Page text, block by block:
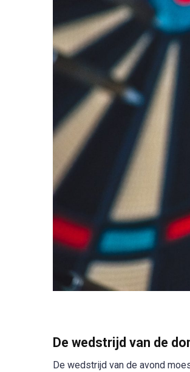
De wedstrijd van de
De wedstrijd van de avond